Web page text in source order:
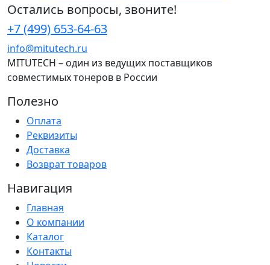
Остались вопросы, звоните!
+7 (499) 653-64-63
info@mitutech.ru
MITUTECH – один из ведущих поставщиков
совместимых тонеров в России
Полезно
Оплата
Реквизиты
Доставка
Возврат товаров
Навигация
Главная
О компании
Каталог
Контакты